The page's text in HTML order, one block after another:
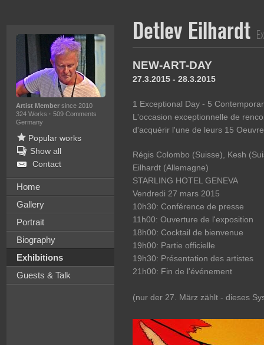
Artist Membersince 2010
324 Works · 509 Comments
Germany
Popular works
Show all
Contact
Home
Gallery
Portrait
Biography
Exhibitions
Guests & Talk
Detlev Eilhardt
NEW-ART-DAY
27.3.2015 - 28.3.2015
1 Exceptional Day - 5
L'occasion exceptionnelle de
d'acquérir l'une de leurs 15
Régis Colombo (Suisse), Kesh
Eilhardt (Allemagne)
STARLING HOTEL GENEVA
Vendredi 27 mars 2015
10h30: Conférence de presse
11h00: Ouverture de l'exposition
18h00: Cocktail de bienvenue
19h00: Partie officielle
19h30: Présentation des artistes
21h00: Fin de l'événement
(nur der 27. März zählt - dieses